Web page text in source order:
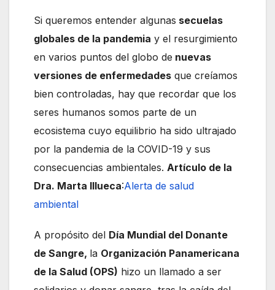
Si queremos entender algunas secuelas
globales de la pandemia y el resurgimiento
en varios puntos del globo de nuevas
versiones de enfermedades que creíamos
bien controladas, hay que recordar que los
seres humanos somos parte de un
ecosistema cuyo equilibrio ha sido ultrajado
por la pandemia de la COVID-19 y sus
consecuencias ambientales. Artículo de la
Dra. Marta Illueca:Alerta de salud
ambiental
A propósito del Día Mundial del Donante
de Sangre, la Organización Panamericana
de la Salud (OPS) hizo un llamado a ser